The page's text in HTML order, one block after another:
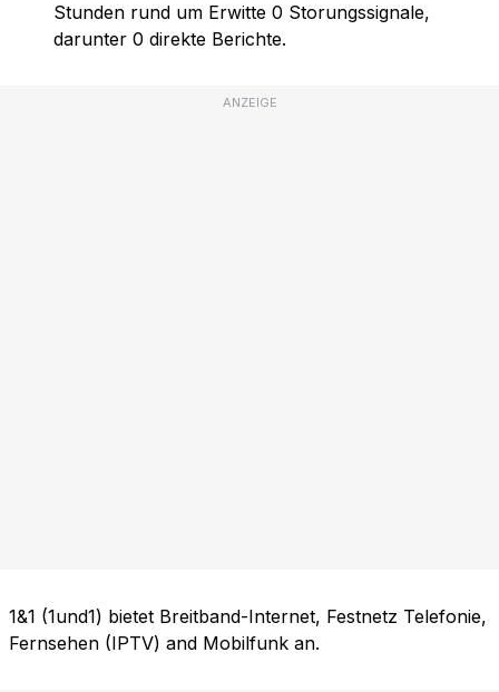
Stunden rund um Erwitte 0 Storungssignale,
darunter 0 direkte Berichte.
ANZEIGE
1&1 (1und1) bietet Breitband-Internet, Festnetz Telefonie,
Fernsehen (IPTV) and Mobilfunk an.